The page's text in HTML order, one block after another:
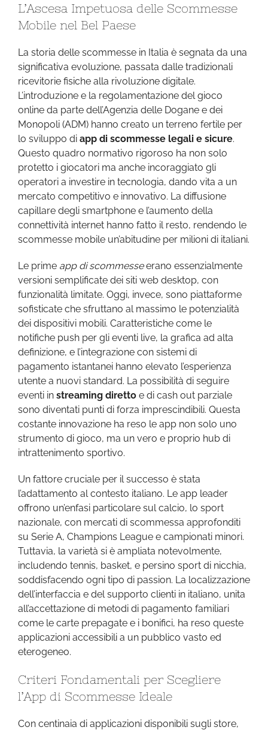
L’Ascesa Impetuosa delle Scommesse
Mobile nel Bel Paese
La storia delle scommesse in Italia è segnata da una
significativa evoluzione, passata dalle tradizionali
ricevitorie fisiche alla rivoluzione digitale.
L’introduzione e la regolamentazione del gioco
online da parte dell’Agenzia delle Dogane e dei
Monopoli (ADM) hanno creato un terreno fertile per
lo sviluppo di app di scommesse legali e sicure.
Questo quadro normativo rigoroso ha non solo
protetto i giocatori ma anche incoraggiato gli
operatori a investire in tecnologia, dando vita a un
mercato competitivo e innovativo. La diffusione
capillare degli smartphone e l’aumento della
connettività internet hanno fatto il resto, rendendo le
scommesse mobile un’abitudine per milioni di italiani.
Le prime app di scommesseerano essenzialmente
versioni semplificate dei siti web desktop, con
funzionalità limitate. Oggi, invece, sono piattaforme
sofisticate che sfruttano al massimo le potenzialità
dei dispositivi mobili. Caratteristiche come le
notifiche push per gli eventi live, la grafica ad alta
definizione, e l’integrazione con sistemi di
pagamento istantanei hanno elevato l’esperienza
utente a nuovi standard. La possibilità di seguire
eventi in streaming diretto e di cash out parziale
sono diventati punti di forza imprescindibili. Questa
costante innovazione ha reso le app non solo uno
strumento di gioco, ma un vero e proprio hub di
intrattenimento sportivo.
Un fattore cruciale per il successo è stata
l’adattamento al contesto italiano. Le app leader
offrono un’enfasi particolare sul calcio, lo sport
nazionale, con mercati di scommessa approfonditi
su Serie A, Champions League e campionati minori.
Tuttavia, la varietà si è ampliata notevolmente,
includendo tennis, basket, e persino sport di nicchia,
soddisfacendo ogni tipo di passion. La localizzazione
dell’interfaccia e del supporto clienti in italiano, unita
all’accettazione di metodi di pagamento familiari
come le carte prepagate e i bonifici, ha reso queste
applicazioni accessibili a un pubblico vasto ed
eterogeneo.
Criteri Fondamentali per Scegliere
l’App di Scommesse Ideale
Con centinaia di applicazioni disponibili sugli store,